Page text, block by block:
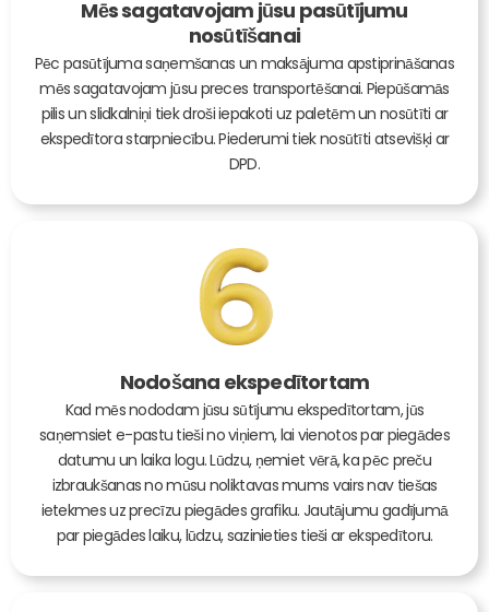
Mēs sagatavojam jūsu pasūtījumu
nosūtīšanai
Pēc pasūtījuma saņemšanas un maksājuma apstiprināšanas
mēs sagatavojam jūsu preces transportēšanai. Piepūšamās
pilis un slidkalniņi tiek droši iepakoti uz paletēm un nosūtīti ar
ekspedītora starpniecību. Piederumi tiek nosūtīti atsevišķi ar
DPD.
Nodošana ekspedītortam
Kad mēs nododam jūsu sūtījumu ekspedītortam, jūs
saņemsiet e-pastu tieši no viņiem, lai vienotos par piegādes
datumu un laika logu. Lūdzu, ņemiet vērā, ka pēc preču
izbraukšanas no mūsu noliktavas mums vairs nav tiešas
ietekmes uz precīzu piegādes grafiku. Jautājumu gadījumā
par piegādes laiku, lūdzu, sazinieties tieši ar ekspedītoru.